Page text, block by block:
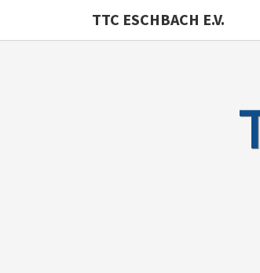
TTC ESCHBACH E.V.